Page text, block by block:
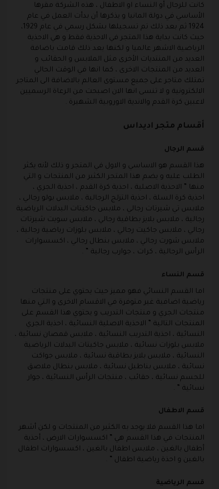
كانت للرجال أو النساء او الاطفال ، هذه الشركة مقرها
الأساسي في دولة المانيا و يذكرها أن بدأت العمل في عام
1924 ثم بعد ذلك تم تسجيلها بشكل رسمي في عام 1929،
حيث كانت بداية هذا المتجر في الاحذية فقط و هي الاحذية
الرياضية الاشهر عالميا و لكنها بعد ذلك قامت باضافة
العديد من المنتديات الأخرى مثل الملابس و الحقائب و
العديد من المنتجات الاخرى ، كما انها في الوقت الحالي
تمتلك متاجر على جميع مستوى العالم بالاضافة الى المتاجر
الالكترونية و لا تنسى انها الان اصبحت من الرعاة الرسميين
لاعبين كرة القدم والاندية الاوروبية الشهيرة .
أقسام متجر اديداس
قسم الرجال
هذا القسم هو الاساسي و الاول في المتجر و ذلك لأنه يكثر
الطلب عليه و يضم هذا المتجر الكثير من المنتجات و التي
منها ” الاحذية الاصلية ، احذية كرة القدم ، احذية الجري ،
احذية كرة السلة ، احذية التزلج الرجالية ، ملابس بولو رجالي ،
ملابس تي شيرتات رجالي ، ملابس جاكيتات البدلات الرياضية
رجالية ، ملابس بلايز بطاقية رجالي ، ملابس سويت شيرتات
رجالي ، ملابس جاكيت رجالي ، ملابس بلوزات رياضية رجالية ،
ملابس شورت رجالي ، ملابس بنطال رجالي ، اكسسوارات
الرأس الرجالية ، كرات ، جوارب رجالية ” .
قسم النساء
اما القسم النسائي فهو مميز حيث يحتوي على منتجات
رياضية اضافية غير متوفرة في الاقسام الاخرى و التي منها
منتجات الجري و منتجات التدريب و يحتوي هذا القسم على
المنتجات التالية ” الاحذية الاصلية النسائية ، احذية الجري
النسائية ، احذية التدريب النسائية ، ملابس قمصان نسائية ،
ملابس بلوزات نسائية ، ملابس جاكيتات البدلات الرياضية
النسائية ، ملابس بلايز بطاقية نسائية ، ملابس جواكت
نسائية ، ملابس بناطيل نسائية ، ملابس بنطال ملاصق
للجسم نسائية ، حقائب ، منتجات الرأس النسائية ، جوار
نسائية ” .
قسم الاطفال
اما هذا القسم فلا يوجد به الكثير من المنتجات و لكن أشهر
المنتجات في هذا القسم هي ” اكسسوارات الارض ، أحذية
أطفال بالغين ، ملابس اطفال بالغين ، اكسسوارات اطفال
بالغين و احذة رياضية اطفال ” .
قسم الرياضية